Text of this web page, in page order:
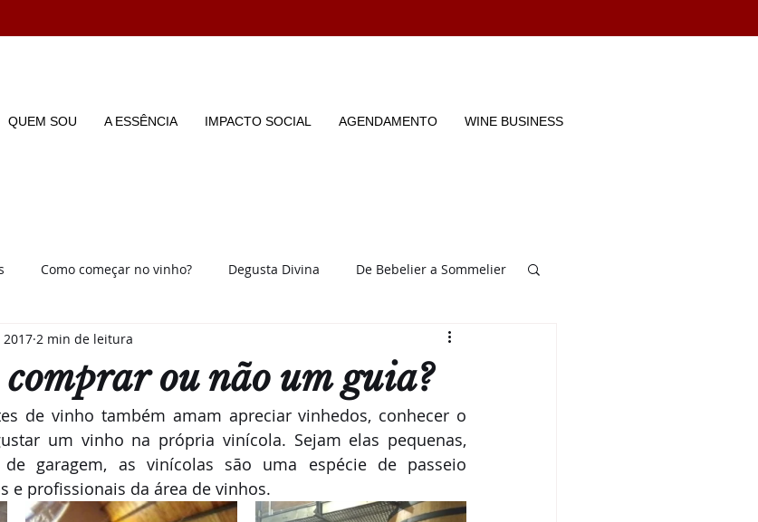
QUEM SOU A ESSÊNCIA IMPACTO SOCIAL AGENDAMENTO WINE BUSINESS
Como começar no vinho? Degusta Divina De Bebelier a Sommelier
Dicas e Dúvidas
"Bebelier" Vinho & Comidinhas São Paulo Sem categoria
ou não um guia?
2 min de leitura
de vinho também amam apreciar vinhedos, conhecer o
um vinho na própria vinícola. Sejam elas pequenas,
garagem, as vinícolas são uma espécie de passeio
e profissionais da área de vinhos.